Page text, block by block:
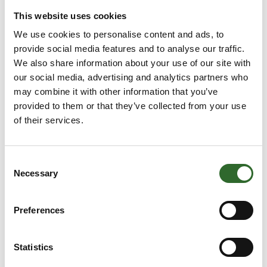
This website uses cookies
We use cookies to personalise content and ads, to
provide social media features and to analyse our traffic.
We also share information about your use of our site with
our social media, advertising and analytics partners who
may combine it with other information that you’ve
provided to them or that they’ve collected from your use
of their services.
Selection
Necessary
Preferences
Statistics
21. august 2024
Forbedret etikettering på ujævne
overflader
Vores HM4000S Cross Web Labeller er blevet
optimeret med specialudviklede plast-fjedrende
applikatorplader fra Agtrup Plast, der sikrer en mere
som